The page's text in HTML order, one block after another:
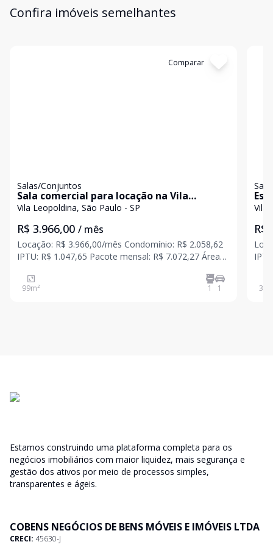
Confira imóveis semelhantes
Comparar
Salas/Conjuntos
Sala comercial para locação na Vila
Leopoldina
Vila Leopoldina, São Paulo - SP
R$ 3.966,00 / mês
Locação: R$ 3.966,00/mês Condomínio: R$ 2.058,62
IPTU: R$ 1.047,65 Pacote mensal: R$ 7.072,27 Área
corporativo localizado em condomínio fechado, com
portaria e segurança 24 horas, recepção
99m² 1 1
Vila
R$
336
Estamos construindo uma plataforma completa para os
negócios imobiliários com maior liquidez, mais segurança e
gestão dos ativos por meio de processos simples,
transparentes e ágeis.
COBENS NEGÓCIOS DE BENS MÓVEIS E IMÓVEIS LTDA
CRECI: 45630-J